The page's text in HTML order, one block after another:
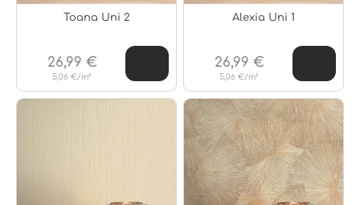
Toana Uni 2
5,06 €/m²
26,99 €
Alexia Uni 1
5,06 €/m²
26,99 €